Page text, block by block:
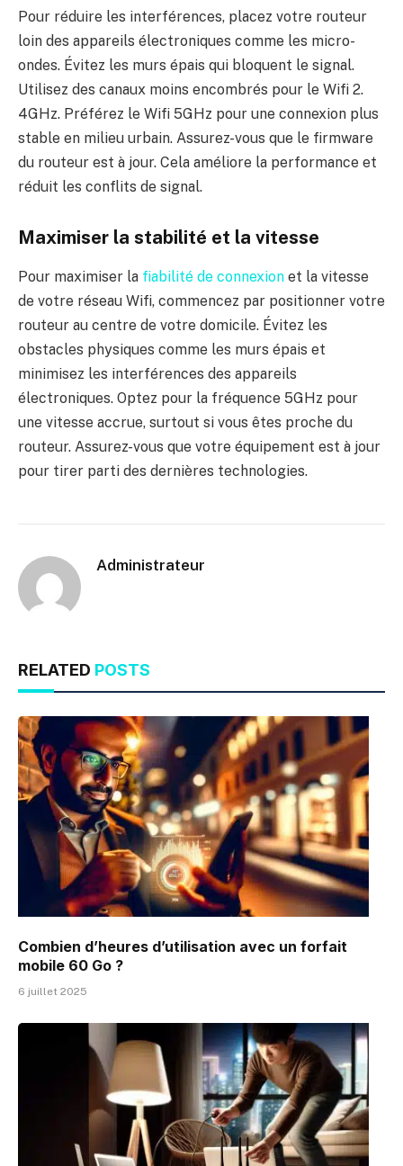
Pour réduire les interférences, placez votre routeur
loin des appareils électroniques comme les micro-
ondes. Évitez les murs épais qui bloquent le signal.
Utilisez des canaux moins encombrés pour le Wifi 2.
4GHz. Préférez le Wifi 5GHz pour une connexion plus
stable en milieu urbain. Assurez-vous que le firmware
du routeur est à jour. Cela améliore la performance et
réduit les conflits de signal.
Maximiser la stabilité et la vitesse
Pour maximiser la fiabilité de connexion et la vitesse
de votre réseau Wifi, commencez par positionner votre
routeur au centre de votre domicile. Évitez les
obstacles physiques comme les murs épais et
minimisez les interférences des appareils
électroniques. Optez pour la fréquence 5GHz pour
une vitesse accrue, surtout si vous êtes proche du
routeur. Assurez-vous que votre équipement est à jour
pour tirer parti des dernières technologies.
Administrateur
RELATED POSTS
Combien d’heures d’utilisation avec un forfait
mobile 60 Go ?
6 juillet 2025